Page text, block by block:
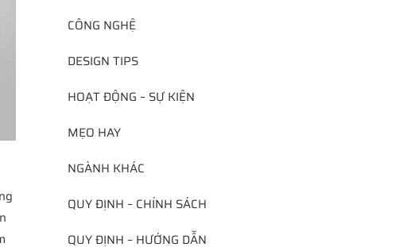
CÔNG NGHỆ
DESIGN TIPS
HOẠT ĐỘNG – SỰ KIỆN
MẸO HAY
NGÀNH KHÁC
QUY ĐỊNH – CHÍNH SÁCH
QUY ĐỊNH – HƯỚNG DẪN